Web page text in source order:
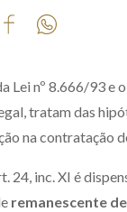
Zênite Online
Eventos presenciais
Zênite in Company
Lei nº 8.666/93 e
tratam das
na contratação
24, inc. XI é
remanescente de